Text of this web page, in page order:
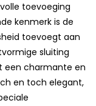
toevoeging
kenmerk is de
toevoegt aan
sluiting
een charmante en
en toch elegant,